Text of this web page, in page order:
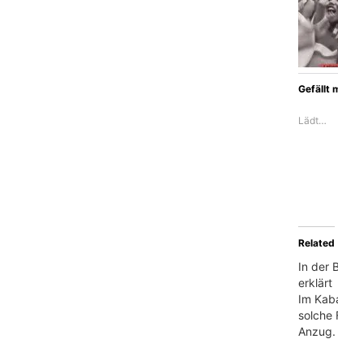
Gefällt
Lädt…
Related
In der
erklärt
Im
solche